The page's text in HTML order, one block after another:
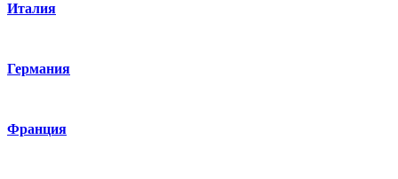
Италия
Германия
Франция